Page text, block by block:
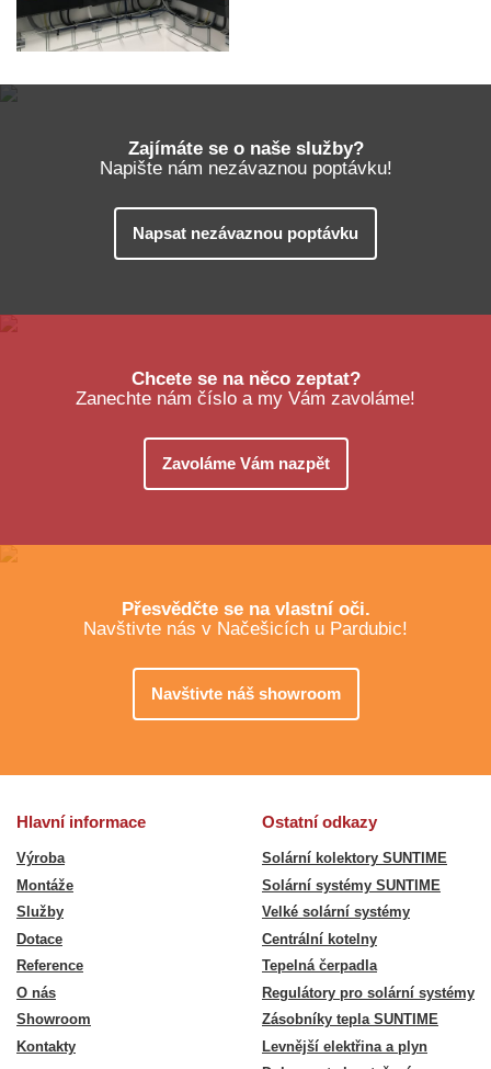
Zajímáte se o naše služby?
Napište nám nezávaznou poptávku!
Napsat nezávaznou poptávku
Chcete se na něco zeptat?
Zanechte nám číslo a my Vám zavoláme!
Zavoláme Vám nazpět
Přesvědčte se na vlastní oči.
Navštivte nás v Načešicích u Pardubic!
Navštivte náš showroom
Hlavní informace
Výroba
Montáže
Služby
Dotace
Reference
O nás
Showroom
Kontakty
Ostatní odkazy
Solární kolektory SUNTIME
Solární systémy SUNTIME
Velké solární systémy
Centrální kotelny
Tepelná čerpadla
Regulátory pro solární systémy
Zásobníky tepla SUNTIME
Levnější elektřina a plyn